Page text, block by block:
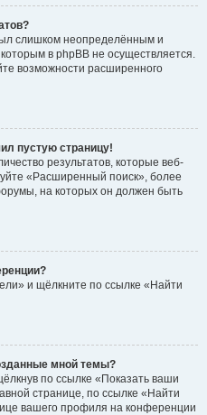
слишком неопределённым и
в phpBB не осуществляется.
возможности расширенного
пустую страницу!
результатов, которые веб-
«Расширенный поиск», более
на которых он должен быть
и щёлкните по ссылке «Найти
мной темы?
по ссылке «Показать ваши
странице, по ссылке «Найти
вашего профиля на конференции